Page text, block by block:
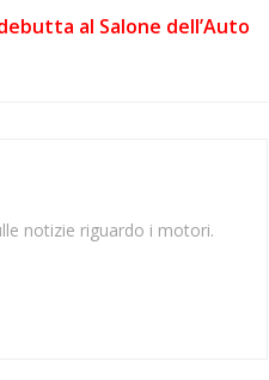
al Salone dell’Auto
notizie riguardo i motori.